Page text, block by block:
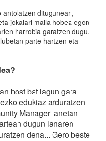
antolatzen ditugunean,
jokalari maila hobea egon
harrobia garatzen dugu.
parte hartzen eta
bost bat lagun gara.
edukiaz arduratzen
Manager lanetan
dugun lanaren
dena... Gero beste